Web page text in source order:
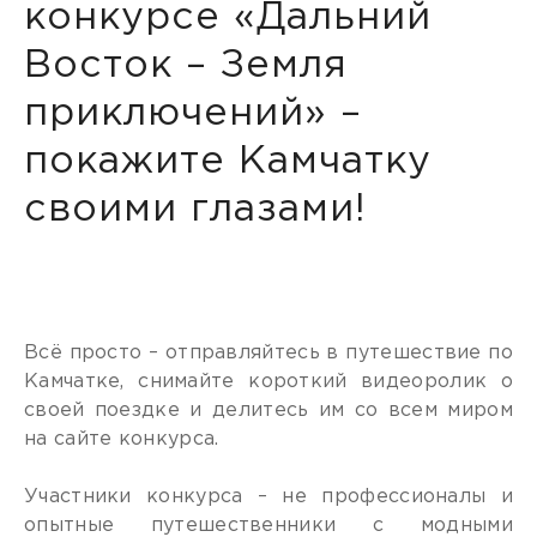
конкурсе «Дальний
Восток – Земля
приключений» –
покажите Камчатку
своими глазами!
Всё просто – отправляйтесь в путешествие по
Камчатке, снимайте короткий видеоролик о
своей поездке и делитесь им со всем миром
на сайте конкурса.
Участники конкурса – не профессионалы и
опытные путешественники с модными